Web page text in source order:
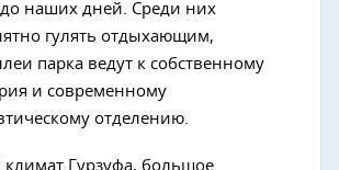
наших дней. Среди них
гулять отдыхающим,
парка ведут к собственному
и современному
отделению.
климат Гурзуфа, большое